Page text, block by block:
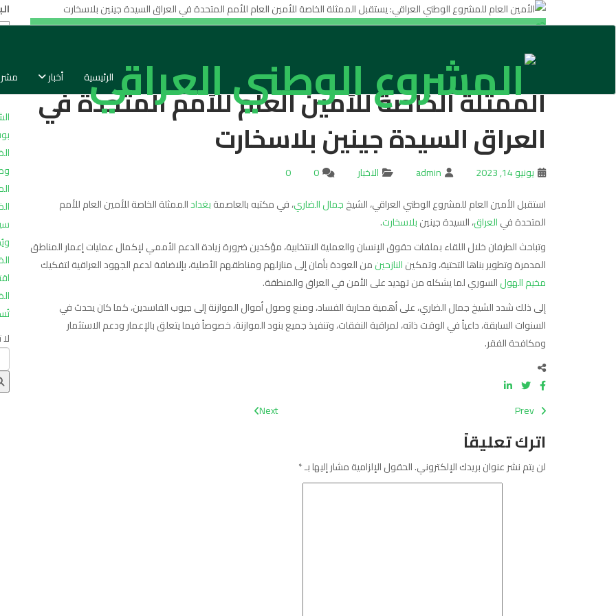
الرئيسية أخبار
الأمين العام للمشروع الوطني العراقي: يستقبل
الممثلة الخاصة للأمين العام للأمم المتحدة في
العراق السيدة جينين بلاسخارت
يونيو 14, 2023 admin الاخبار 0
0
استقبل الأمين العام للمشروع الوطني العراقي، الشيخجمال الضاري، في مكتبه بالعاصمةبغدادالممثلة الخاصة للأمين العام للأمم
المتحدة فيالعراق، السيدة جينينبلاسخارت.
وتباحث الطرفان خلال اللقاء بملفات حقوق الإنسان والعملية الانتخابية، مؤكدين ضرورة زيادة الدعم الأممي لإكمال عمليات إعمار المناطق
المدمرة وتطوير بناها التحتية، وتمكينالنازحينمن العودة بأمان إلى منازلهم ومناطقهم الأصلية، بإلاضافة لدعم الجهود العراقية لتفكيك
مخيم الهولالسوري لما يشكله من تهديد على الأمن في العراق والمنطقة.
إلى ذلك شدد الشيخ جمال الضاري، على أهمية محاربة الفساد، ومنع وصول أموال الموازنة إلى جيوب الفاسدين، كما كان يحدث في
السنوات السابقة، داعياً في الوقت ذاته، لمراقبة النفقات، وتنفيذ جميع بنود الموازنة، خصوصاً فيما يتعلق بالإعمار ودعم الاستثمار
ومكافحة الفقر.
Prev
Next
اترك تعليقاً
لن يتم نشر عنوان بريدك الإلكتروني.الحقول الإلزامية مشار إليها بـ*